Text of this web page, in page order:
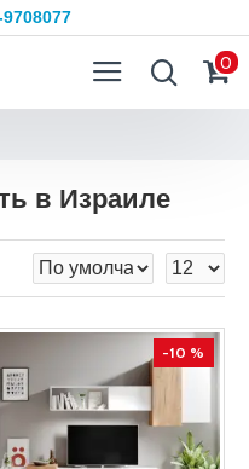
0
в Израиле
-10 %